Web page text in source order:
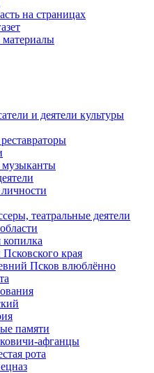
на страницах
и деятели культуры
театральные деятели
копилка
края
Псков влюблённо
памяти
афганцы
рота